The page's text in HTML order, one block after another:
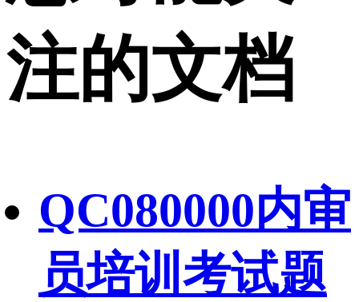
注的文档
QC080000内审
员培训考试题